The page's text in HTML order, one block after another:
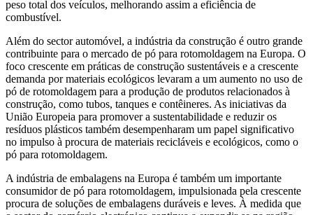
peso total dos veículos, melhorando assim a eficiência de
combustível.
Além do sector automóvel, a indústria da construção é outro grande
contribuinte para o mercado de pó para rotomoldagem na Europa. O
foco crescente em práticas de construção sustentáveis ​​e a crescente
demanda por materiais ecológicos levaram a um aumento no uso de
pó de rotomoldagem para a produção de produtos relacionados à
construção, como tubos, tanques e contêineres. As iniciativas da
União Europeia para promover a sustentabilidade e reduzir os
resíduos plásticos também desempenharam um papel significativo
no impulso à procura de materiais recicláveis ​​e ecológicos, como o
pó para rotomoldagem.
A indústria de embalagens na Europa é também um importante
consumidor de pó para rotomoldagem, impulsionada pela crescente
procura de soluções de embalagens duráveis ​​e leves. À medida que